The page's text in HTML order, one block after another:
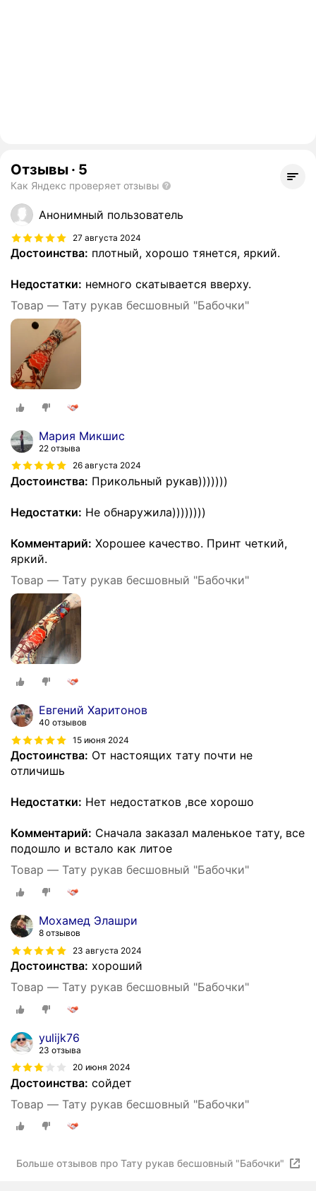
Отзывы · 5
Как Яндекс проверяет отзывы
Анонимный пользователь
27 августа 2024
Достоинства: плотный, хорошо тянется, яркий.
Недостатки: немного скатывается вверху.
Товар — Тату рукав бесшовный "Бабочки"
Мария Микшис
22 отзыва
26 августа 2024
Достоинства: Прикольный рукав)))))))
Недостатки: Не обнаружила))))))))
Комментарий: Хорошее качество. Принт четкий,
яркий.
Товар — Тату рукав бесшовный "Бабочки"
Евгений Харитонов
40 отзывов
15 июня 2024
Достоинства: От настоящих тату почти не
отличишь
Недостатки: Нет недостатков ,все хорошо
Комментарий: Сначала заказал маленькое тату, все
подошло и встало как литое
Товар — Тату рукав бесшовный "Бабочки"
Мохамед Элашри
8 отзывов
23 августа 2024
Достоинства: хороший
Товар — Тату рукав бесшовный "Бабочки"
yulijk76
23 отзыва
20 июня 2024
Достоинства: сойдет
Товар — Тату рукав бесшовный "Бабочки"
Больше отзывов про Тату рукав бесшовный "Бабочки"